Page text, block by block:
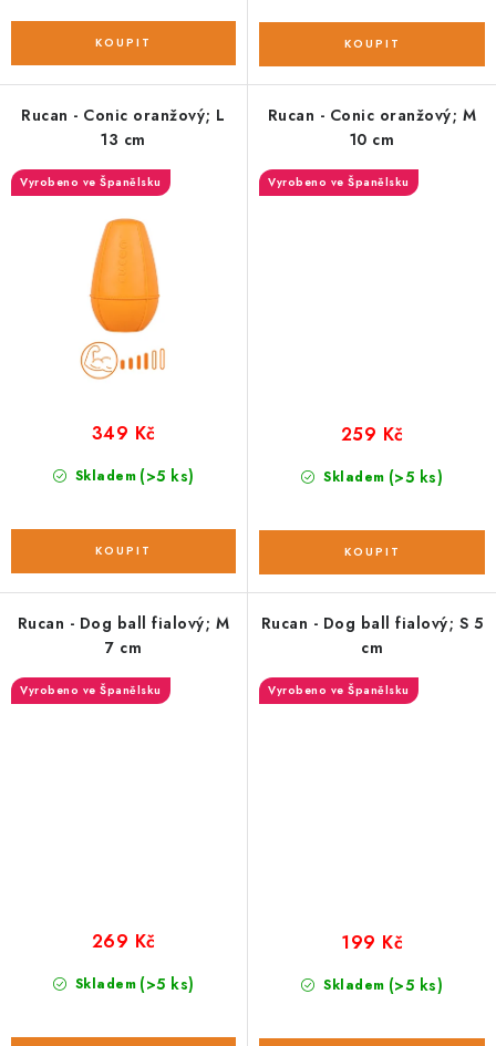
Rucan - Conic oranžový; L
13 cm
Vyrobeno ve Španělsku
Skladem (>5 ks)
349 Kč
Rucan - Conic oranžový; M
10 cm
Vyrobeno ve Španělsku
Skladem (>5 ks)
259 Kč
Rucan - Dog ball fialový; M
7 cm
Vyrobeno ve Španělsku
Skladem (>5 ks)
269 Kč
Rucan - Dog ball fialový; S 5
cm
Vyrobeno ve Španělsku
Skladem (>5 ks)
199 Kč